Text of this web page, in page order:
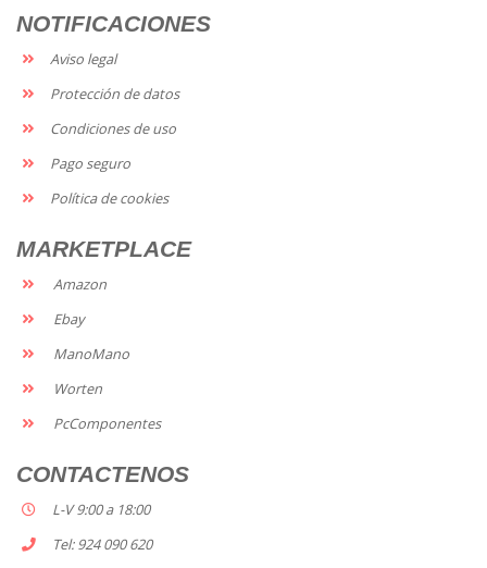
NOTIFICACIONES
Aviso legal
Protección de datos
Condiciones de uso
Pago seguro
Política de cookies
MARKETPLACE
Amazon
Ebay
ManoMano
Worten
PcComponentes
CONTACTENOS
L-V 9:00 a 18:00
Tel: 924 090 620